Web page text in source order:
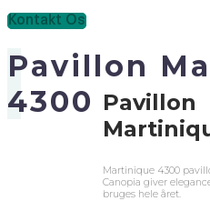
Kontakt Os
Pavillon
4300 Pavillon
Martinique 4300
Canopia giver
bruges hele året.